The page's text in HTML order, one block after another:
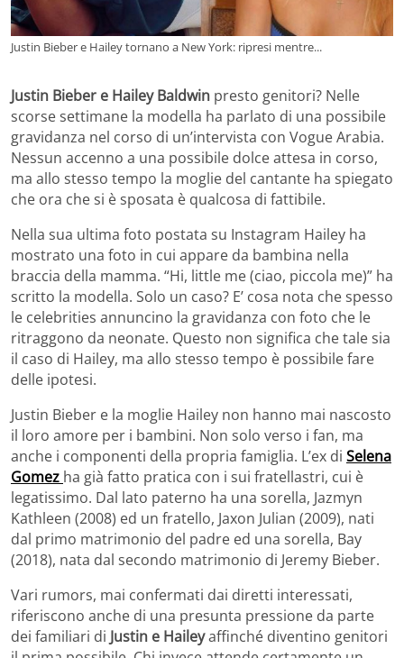
Justin Bieber e Hailey tornano a New York: ripresi mentre...
Justin Bieber e Hailey Baldwin presto genitori? Nelle
scorse settimane la modella ha parlato di una possibile
gravidanza nel corso di un’intervista con Vogue Arabia.
Nessun accenno a una possibile dolce attesa in corso,
ma allo stesso tempo la moglie del cantante ha spiegato
che ora che si è sposata è qualcosa di fattibile.
Nella sua ultima foto postata su Instagram Hailey ha
mostrato una foto in cui appare da bambina nella
braccia della mamma. “Hi, little me (ciao, piccola me)” ha
scritto la modella. Solo un caso? E’ cosa nota che spesso
le celebrities annuncino la gravidanza con foto che le
ritraggono da neonate. Questo non significa che tale sia
il caso di Hailey, ma allo stesso tempo è possibile fare
delle ipotesi.
Justin Bieber e la moglie Hailey non hanno mai nascosto
il loro amore per i bambini. Non solo verso i fan, ma
anche i componenti della propria famiglia. L’ex di Selena
Gomez ha già fatto pratica con i sui fratellastri, cui è
legatissimo. Dal lato paterno ha una sorella, Jazmyn
Kathleen (2008) ed un fratello, Jaxon Julian (2009), nati
dal primo matrimonio del padre ed una sorella, Bay
(2018), nata dal secondo matrimonio di Jeremy Bieber.
Vari rumors, mai confermati dai diretti interessati,
riferiscono anche di una presunta pressione da parte
dei familiari di Justin e Haileyaffinché diventino genitori